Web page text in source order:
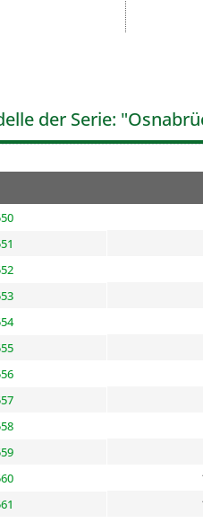
der Serie: